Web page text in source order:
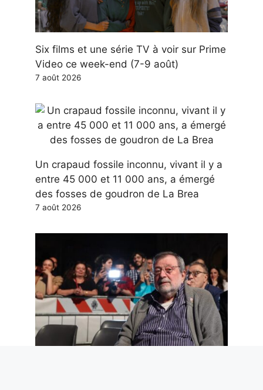
Six films et une série TV à voir sur Prime
Video ce week-end (7-9 août)
7 août 2026
Un crapaud fossile inconnu, vivant il y a
entre 45 000 et 11 000 ans, a émergé
des fosses de goudron de La Brea
7 août 2026